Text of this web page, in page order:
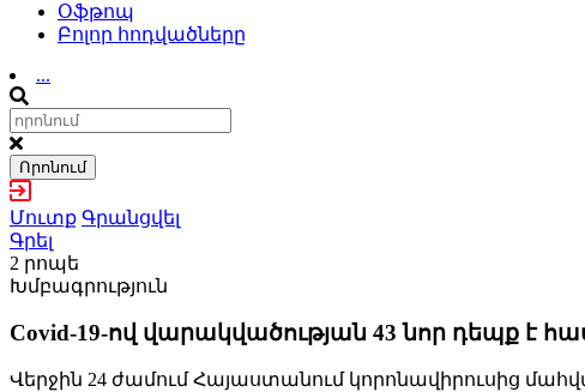
Օֆթոպ
Բոլոր հոդվածները
...
Որոնում
Մուտք Գրանցվել
Գրել
2 րոպե
Խմբագրություն
Covid-19-ով վարակվածության 43 նոր դեպք է
Վերջին 24 ժամում Հայաստանում կորոնավիրուսից